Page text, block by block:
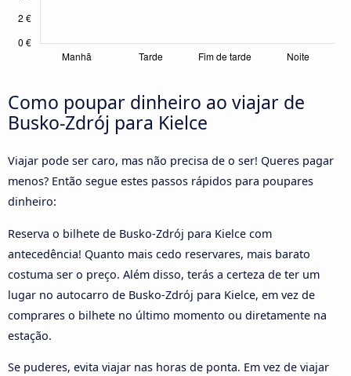
Como poupar dinheiro ao viajar de
Busko-Zdrój para Kielce
Viajar pode ser caro, mas não precisa de o ser! Queres pagar
menos? Então segue estes passos rápidos para poupares
dinheiro:
Reserva o bilhete de Busko-Zdrój para Kielce com
antecedência! Quanto mais cedo reservares, mais barato
costuma ser o preço. Além disso, terás a certeza de ter um
lugar no autocarro de Busko-Zdrój para Kielce, em vez de
comprares o bilhete no último momento ou diretamente na
estação.
Se puderes, evita viajar nas horas de ponta. Em vez de viajar